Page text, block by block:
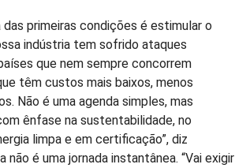
primeiras condições é estimular o
indústria tem sofrido ataques
que nem sempre concorrem
têm custos mais baixos, menos
Não é uma agenda simples, mas
ênfase na sustentabilidade, no
limpa e em certificação”, diz
é uma jornada instantânea. “Vai exigir